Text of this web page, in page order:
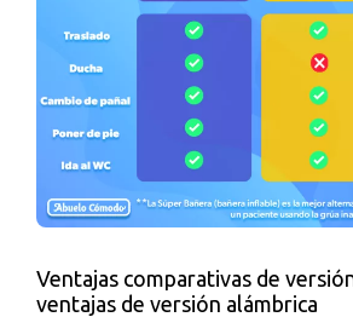
Ventajas comparativas de
ventajas de versión alámbrica